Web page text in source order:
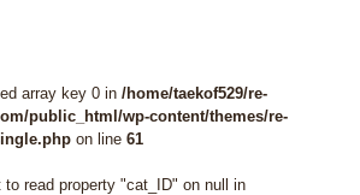
array key 0 in /home/taekof529/re-
public_html/wp-content/themes/re-
on line 61
to read property "cat_ID" on null in